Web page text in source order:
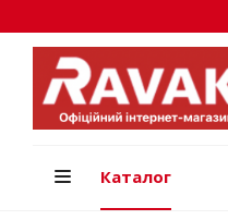
Каталог